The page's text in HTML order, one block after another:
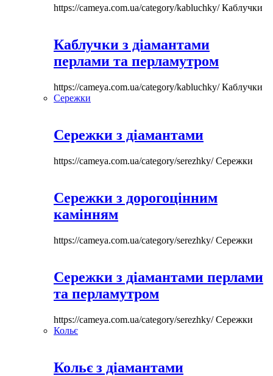
https://cameya.com.ua/category/kabluchky/Каблучки
Каблучки з діамантами
перлами та перламутром
https://cameya.com.ua/category/kabluchky/Каблучки
Сережки
Сережки з діамантами
https://cameya.com.ua/category/serezhky/Сережки
Сережки з дорогоцінним
камінням
https://cameya.com.ua/category/serezhky/Сережки
Сережки з діамантами перлами
та перламутром
https://cameya.com.ua/category/serezhky/Сережки
Кольє
Кольє з діамантами